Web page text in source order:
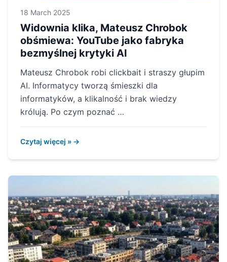
18 March 2025
Widownia klika, Mateusz Chrobok
obśmiewa: YouTube jako fabryka
bezmyślnej krytyki AI
Mateusz Chrobok robi clickbait i straszy głupim
AI. Informatycy tworzą śmieszki dla
informatyków, a klikalność i brak wiedzy
królują. Po czym poznać …
Czytaj więcej » →